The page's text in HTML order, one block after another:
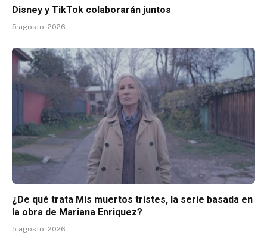
Disney y TikTok colaborarán juntos
5 agosto, 2026
¿De qué trata Mis muertos tristes, la serie basada en
la obra de Mariana Enriquez?
5 agosto, 2026